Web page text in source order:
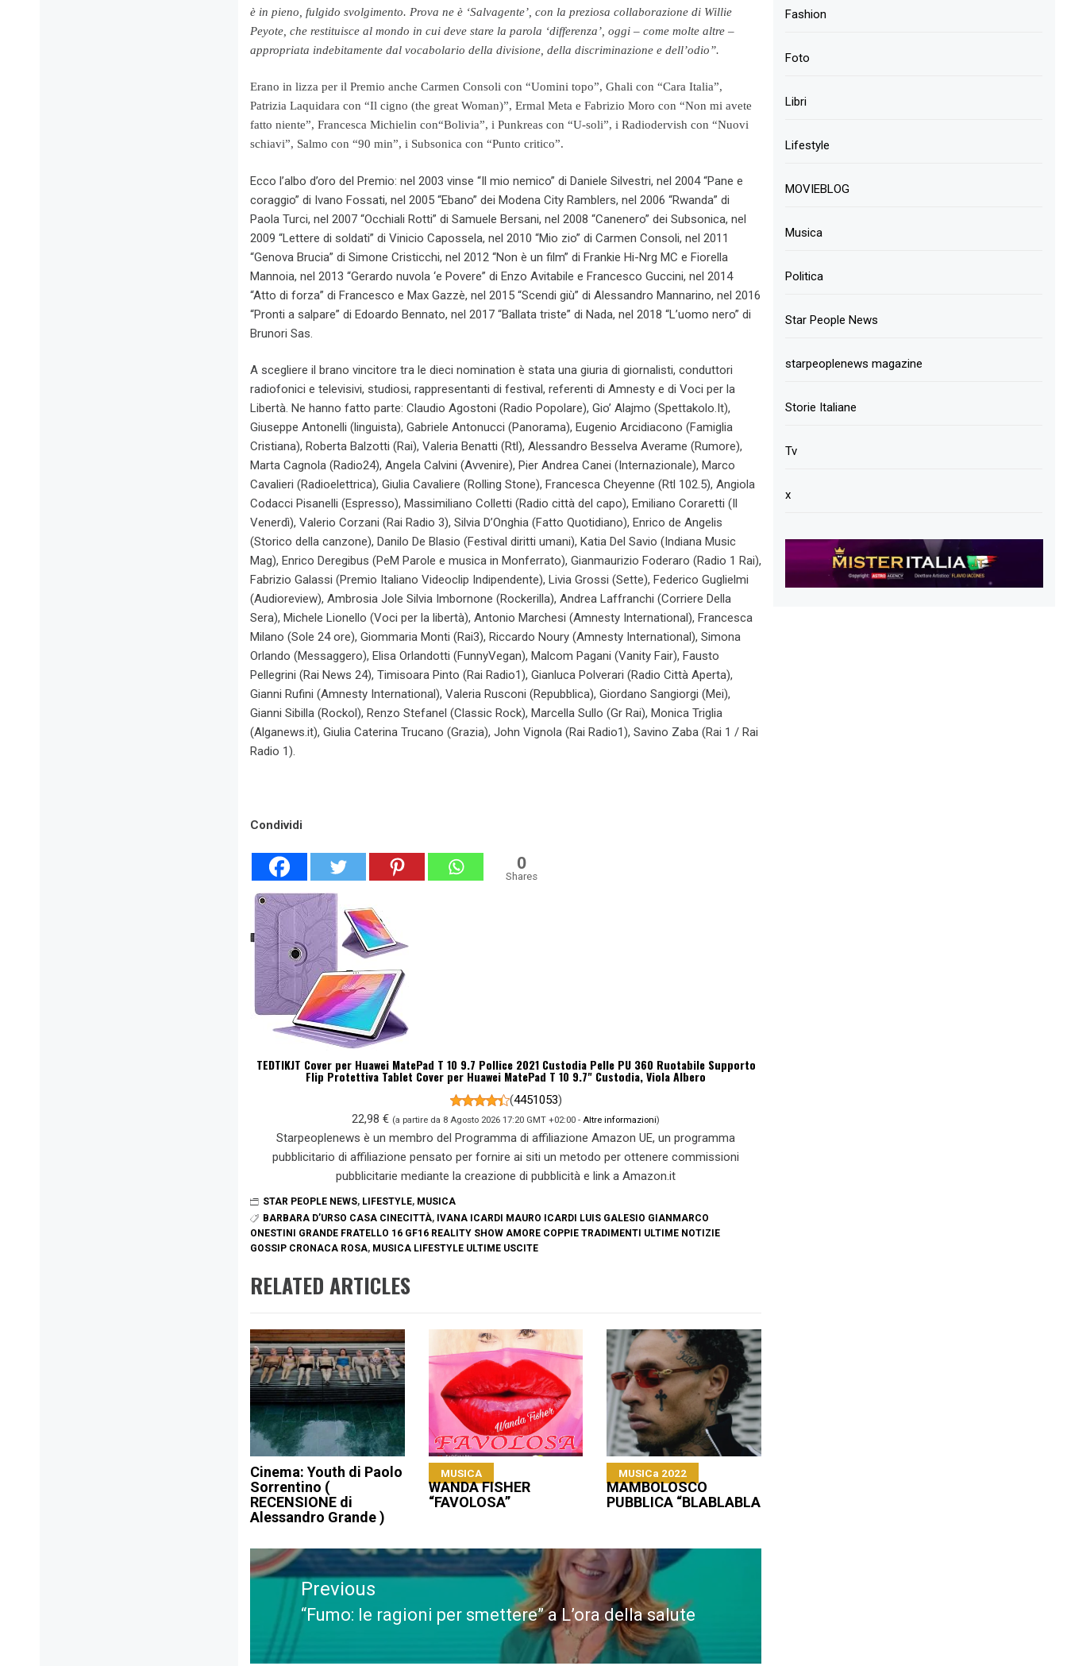
è in pieno, fulgido svolgimento. Prova ne è ‘Salvagente’, con la preziosa collaborazione di Willie
Peyote, che restituisce al mondo in cui deve stare la parola ‘differenza’, oggi – come molte altre –
appropriata indebitamente dal vocabolario della divisione, della discriminazione e dell’odio”.
Erano in lizza per il Premio anche Carmen Consoli con “Uomini topo”, Ghali con “Cara Italia”,
Patrizia Laquidara con “Il cigno (the great Woman)”, Ermal Meta e Fabrizio Moro con “Non mi avete
fatto niente”, Francesca Michielin con“Bolivia”, i Punkreas con “U-soli”, i Radiodervish con “Nuovi
schiavi”, Salmo con “90 min”, i Subsonica con “Punto critico”.
Ecco l’albo d’oro del Premio: nel 2003 vinse “Il mio nemico” di Daniele Silvestri, nel 2004 “Pane e
coraggio” di Ivano Fossati, nel 2005 “Ebano” dei Modena City Ramblers, nel 2006 “Rwanda” di
Paola Turci, nel 2007 “Occhiali Rotti” di Samuele Bersani, nel 2008 “Canenero” dei Subsonica, nel
2009 “Lettere di soldati” di Vinicio Capossela, nel 2010 “Mio zio” di Carmen Consoli, nel 2011
“Genova Brucia” di Simone Cristicchi, nel 2012 “Non è un film” di Frankie Hi-Nrg MC e Fiorella
Mannoia, nel 2013 “Gerardo nuvola ‘e Povere” di Enzo Avitabile e Francesco Guccini, nel 2014
“Atto di forza” di Francesco e Max Gazzè, nel 2015 “Scendi giù” di Alessandro Mannarino, nel 2016
“Pronti a salpare” di Edoardo Bennato, nel 2017 “Ballata triste” di Nada, nel 2018 “L’uomo nero” di
Brunori Sas.
A scegliere il brano vincitore tra le dieci nomination è stata una giuria di giornalisti, conduttori
radiofonici e televisivi, studiosi, rappresentanti di festival, referenti di Amnesty e di Voci per la
Libertà. Ne hanno fatto parte: Claudio Agostoni (Radio Popolare), Gio’ Alajmo (Spettakolo.It),
Giuseppe Antonelli (linguista), Gabriele Antonucci (Panorama), Eugenio Arcidiacono (Famiglia
Cristiana), Roberta Balzotti (Rai), Valeria Benatti (Rtl), Alessandro Besselva Averame (Rumore),
Marta Cagnola (Radio24), Angela Calvini (Avvenire), Pier Andrea Canei (Internazionale), Marco
Cavalieri (Radioelettrica), Giulia Cavaliere (Rolling Stone), Francesca Cheyenne (Rtl 102.5), Angiola
Codacci Pisanelli (Espresso), Massimiliano Colletti (Radio città del capo), Emiliano Coraretti (Il
Venerdì), Valerio Corzani (Rai Radio 3), Silvia D’Onghia (Fatto Quotidiano), Enrico de Angelis
(Storico della canzone), Danilo De Blasio (Festival diritti umani), Katia Del Savio (Indiana Music
Mag), Enrico Deregibus (PeM Parole e musica in Monferrato), Gianmaurizio Foderaro (Radio 1 Rai),
Fabrizio Galassi (Premio Italiano Videoclip Indipendente), Livia Grossi (Sette), Federico Guglielmi
(Audioreview), Ambrosia Jole Silvia Imbornone (Rockerilla), Andrea Laffranchi (Corriere Della
Sera), Michele Lionello (Voci per la libertà), Antonio Marchesi (Amnesty International), Francesca
Milano (Sole 24 ore), Giommaria Monti (Rai3), Riccardo Noury (Amnesty International), Simona
Orlando (Messaggero), Elisa Orlandotti (FunnyVegan), Malcom Pagani (Vanity Fair), Fausto
Pellegrini (Rai News 24), Timisoara Pinto (Rai Radio1), Gianluca Polverari (Radio Città Aperta),
Gianni Rufini (Amnesty International), Valeria Rusconi (Repubblica), Giordano Sangiorgi (Mei),
Gianni Sibilla (Rockol), Renzo Stefanel (Classic Rock), Marcella Sullo (Gr Rai), Monica Triglia
(Alganews.it), Giulia Caterina Trucano (Grazia), John Vignola (Rai Radio1), Savino Zaba (Rai 1 / Rai
Radio 1).
Condividi
0
Shares
TEDTIKJT Cover per Huawei MatePad T 10 9.7 Pollice 2021 Custodia Pelle PU 360 Ruotabile Supporto
Flip Protettiva Tablet Cover per Huawei MatePad T 10 9.7" Custodia, Viola Albero
(4451053)
22,98 € (a partire da 8 Agosto 2026 17:20 GMT +02:00 -Altre informazioni)
Starpeoplenews è un membro del Programma di affiliazione Amazon UE, un programma
pubblicitario di affiliazione pensato per fornire ai siti un metodo per ottenere commissioni
pubblicitarie mediante la creazione di pubblicità e link a Amazon.it
STAR PEOPLE NEWS, LIFESTYLE, MUSICA
BARBARA D’URSO CASA CINECITTÀ, IVANA ICARDI MAURO ICARDI LUIS GALESIO GIANMARCO
ONESTINI GRANDE FRATELLO 16 GF16 REALITY SHOW AMORE COPPIE TRADIMENTI ULTIME NOTIZIE
GOSSIP CRONACA ROSA, MUSICA LIFESTYLE ULTIME USCITE
RELATED ARTICLES
Cinema: Youth di Paolo
Sorrentino (
RECENSIONE di
Alessandro Grande )
MUSICA
WANDA FISHER
“FAVOLOSA”
MUSICa 2022
MAMBOLOSCO
PUBBLICA “BLABLABLA
Navigazione
articoliPrevious
Previous
“Fumo: le ragioni per smettere” a L’ora della salute
Fashion
Foto
Libri
Lifestyle
MOVIEBLOG
Musica
Politica
Star People News
starpeoplenews magazine
Storie Italiane
Tv
x